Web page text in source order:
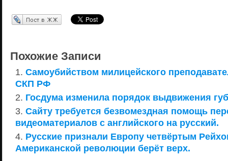
Перепост в ЖЖ
Похожие Записи
Самоубийством милицейского
СКП РФ
Госдума изменила порядок выдвижения
Сайту требуется безвомездная помощь
видеоматериалов с английского на русский.
Русские признали Европу четвёртым
Американской революции берёт верх.